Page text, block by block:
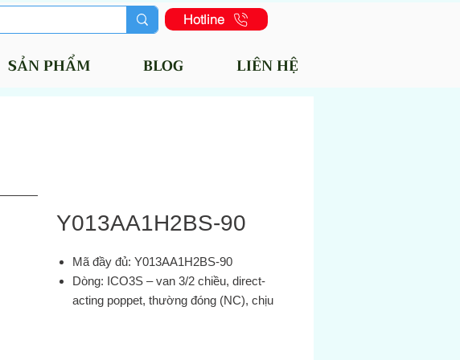
Hotline
SẢN PHẨM BLOG LIÊN HỆ
Y013AA1H2BS-90
Mã đầy đủ: Y013AA1H2BS‑90
Dòng: ICO3S – van 3/2 chiều, direct-
acting poppet, thường đóng (NC), chịu